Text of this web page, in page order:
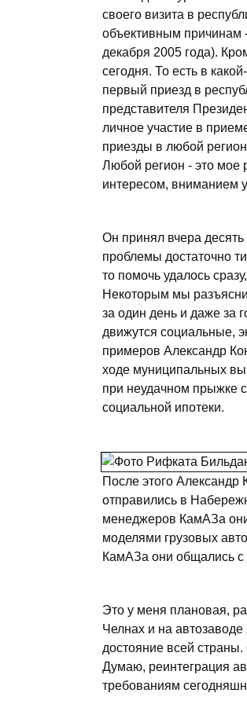
своего визита в
объективным причинам
декабря 2005 года).
сегодня. То есть в
первый приезд в
представителя
личное участие в
приезды в любой
Любой регион - это мое
интересом, вниманием
Он принял вчера
проблемы достаточно
то помочь удалось
Некоторым мы
за один день и даже за
движутся социальные,
примеров Александр
ходе муниципальных
при неудачном прыжке
социальной ипотеки.
После этого
отправились в
менеджеров КамАЗа
моделями грузовых
КамАЗа они общались с
Это у меня плановая,
Челнах и на
достояние всей
Думаю, реинтеграция
требованиям